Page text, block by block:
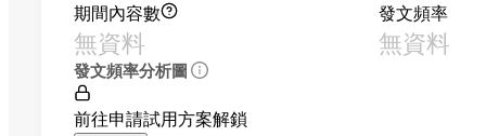
期間內容數
無資料
發文頻率
無資料
發文頻率分析圖
前往申請試用方案解鎖